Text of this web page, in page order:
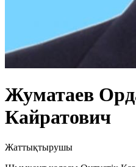
Жуматаев
Кайратович
Жаттықтырушы